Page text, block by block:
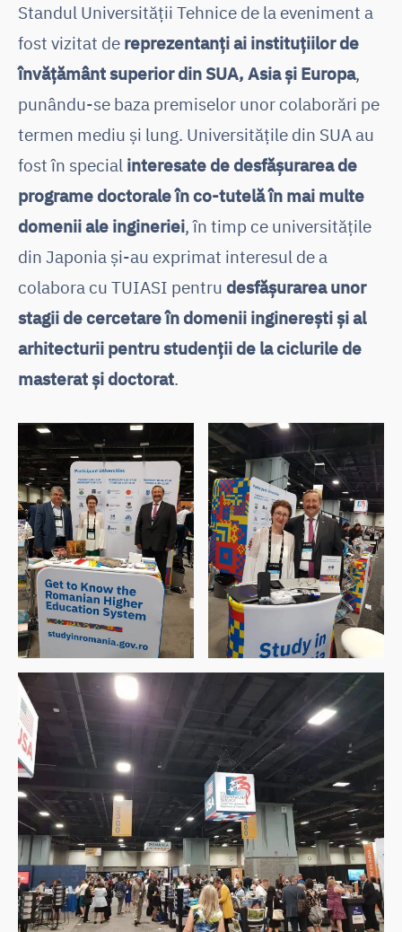
Standul Universității Tehnice de la eveniment a
fost vizitat de reprezentanți ai instituțiilor de
învățământ superior din SUA, Asia și Europa,
punându-se baza premiselor unor colaborări pe
termen mediu și lung. Universitățile din SUA au
fost în special interesate de desfășurarea de
programe doctorale în co-tutelă în mai multe
domenii ale ingineriei, în timp ce universitățile
din Japonia și-au exprimat interesul de a
colabora cu TUIASI pentru desfășurarea unor
stagii de cercetare în domenii inginerești și al
arhitecturii pentru studenții de la ciclurile de
masterat și doctorat.